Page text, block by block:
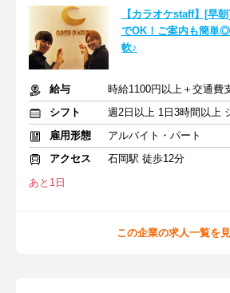
【カラオケstaff】[早
でOK！ご案内も簡単
軟♪
給与
シフト
雇用形態
アルバイト・パート
アクセス
石岡駅 徒歩12分
あと1日
この企業の求人一覧を